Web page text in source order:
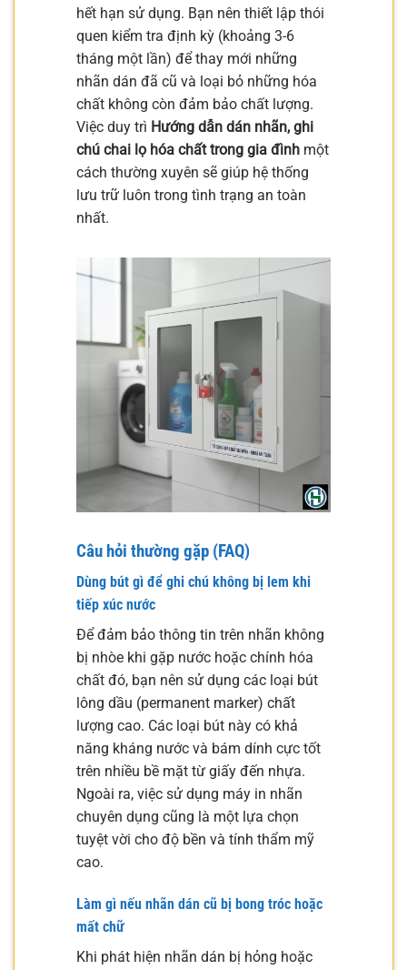
hết hạn sử dụng. Bạn nên thiết lập thói
quen kiểm tra định kỳ (khoảng 3-6
tháng một lần) để thay mới những
nhãn dán đã cũ và loại bỏ những hóa
chất không còn đảm bảo chất lượng.
Việc duy trì Hướng dẫn dán nhãn, ghi
chú chai lọ hóa chất trong gia đình một
cách thường xuyên sẽ giúp hệ thống
lưu trữ luôn trong tình trạng an toàn
nhất.
Câu hỏi thường gặp (FAQ)
Dùng bút gì để ghi chú không bị lem khi
tiếp xúc nước
Để đảm bảo thông tin trên nhãn không
bị nhòe khi gặp nước hoặc chính hóa
chất đó, bạn nên sử dụng các loại bút
lông dầu (permanent marker) chất
lượng cao. Các loại bút này có khả
năng kháng nước và bám dính cực tốt
trên nhiều bề mặt từ giấy đến nhựa.
Ngoài ra, việc sử dụng máy in nhãn
chuyên dụng cũng là một lựa chọn
tuyệt vời cho độ bền và tính thẩm mỹ
cao.
Làm gì nếu nhãn dán cũ bị bong tróc hoặc
mất chữ
Khi phát hiện nhãn dán bị hỏng hoặc